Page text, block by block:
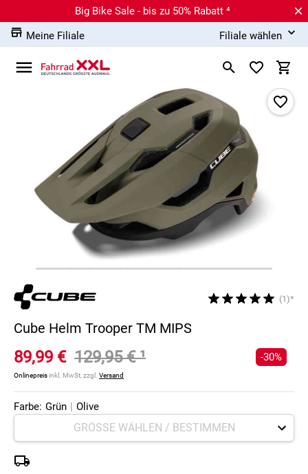
Big Bike Sale - bis zu 50% Rabatt ⁴
Meine Filiale
Filiale wählen
(1)*
Cube Helm Trooper TM MIPS
89,99 € 129,95 €¹
Onlinepreisinkl. MwSt, zzgl. Versand
-30%
Farbe: Grün | Olive